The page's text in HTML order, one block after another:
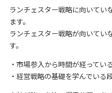
ランチェスター戦略に向いてい
ます。
ランチェスター戦略が向いてい
す。
・市場参入から時間が経ってい
・経営戦略の基礎を学んでいる